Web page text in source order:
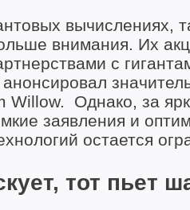
вычислениях,
внимания. Их
с
Willow. Однако, за
заявления и
остается
тот пьет